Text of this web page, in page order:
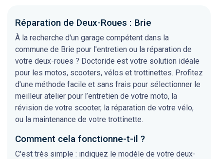
Réparation de Deux-Roues : Brie
À la recherche d'un garage compétent dans la
commune de Brie pour l'entretien ou la réparation de
votre deux-roues ? Doctoride est votre solution idéale
pour les motos, scooters, vélos et trottinettes. Profitez
d'une méthode facile et sans frais pour sélectionner le
meilleur atelier pour l’entretien de votre moto, la
révision de votre scooter, la réparation de votre vélo,
ou la maintenance de votre trottinette.
Comment cela fonctionne-t-il ?
C'est très simple : indiquez le modèle de votre deux-